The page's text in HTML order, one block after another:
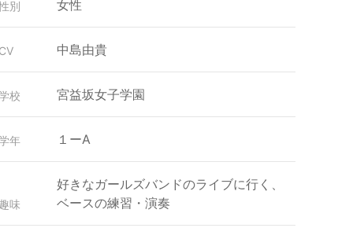
別 女性
中島由貴
校 宮益坂女子学園
年 １ーA
味
好きなガールズバンドのライブに行く、
ベースの練習・演奏